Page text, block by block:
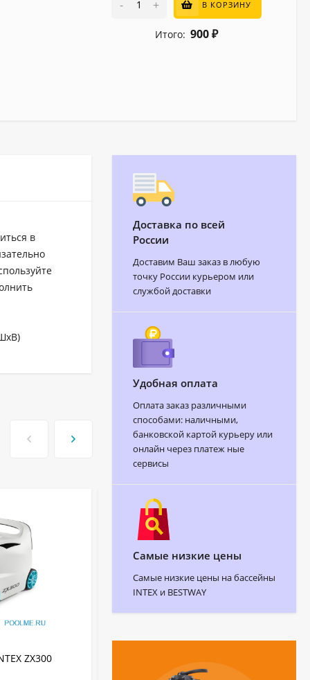
- + В КОРЗИНУ
Итого: 900 ₽
в
ZX300
бассейна на аккумуляторах с ручкой
Доставка по всей
России
Доставим Ваш заказ в любую
точку России курьером или
службой доставки
Удобная оплата
Оплата заказ различными
способами: наличными,
банковской картой курьеру или
онлайн через платеж ные
сервисы
Самые низкие цены
Самые низкие цены на бассейны
INTEX и BESTWAY